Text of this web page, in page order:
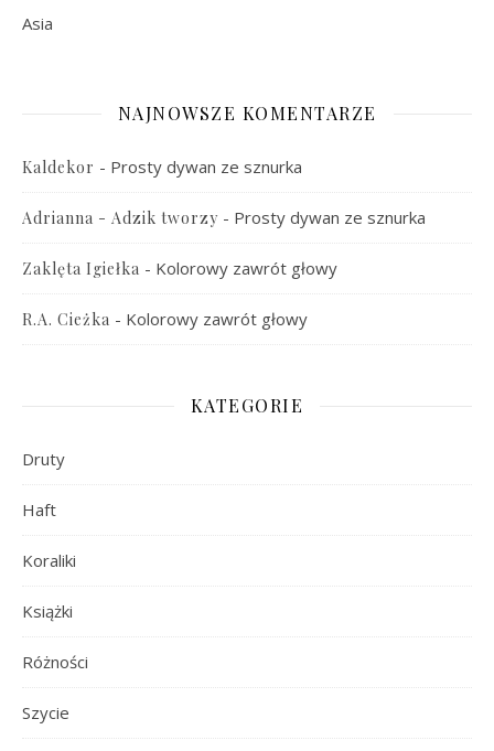
Asia
NAJNOWSZE KOMENTARZE
Kaldekor - Prosty dywan ze sznurka
Adrianna - Adzik tworzy - Prosty dywan ze sznurka
Zaklęta Igiełka - Kolorowy zawrót głowy
R.A. Cieżka - Kolorowy zawrót głowy
KATEGORIE
Druty
Haft
Koraliki
Książki
Różności
Szycie